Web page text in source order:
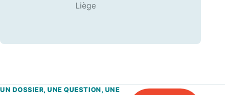
Liège
UN DOSSIER, UNE QUESTION, UNE